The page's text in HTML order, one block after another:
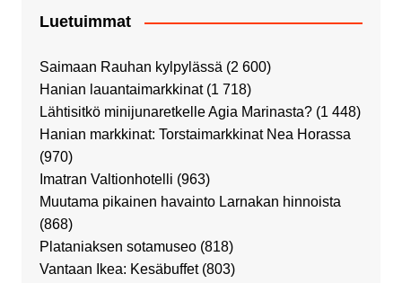
Luetuimmat
Saimaan Rauhan kylpylässä (2 600)
Hanian lauantaimarkkinat (1 718)
Lähtisitkö minijunaretkelle Agia Marinasta? (1 448)
Hanian markkinat: Torstaimarkkinat Nea Horassa
(970)
Imatran Valtionhotelli (963)
Muutama pikainen havainto Larnakan hinnoista
(868)
Plataniaksen sotamuseo (818)
Vantaan Ikea: Kesäbuffet (803)